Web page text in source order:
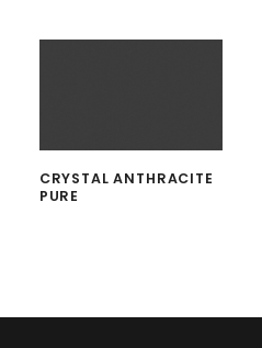
CRYSTAL ANTHRACITE
PURE